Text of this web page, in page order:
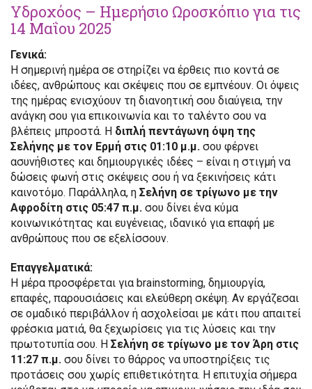
Υδροχόος – Ημερήσιο Ωροσκόπιο για τις
14 Μαΐου 2025
Γενικά:
Η σημερινή ημέρα σε στηρίζει να έρθεις πιο κοντά σε
ιδέες, ανθρώπους και σκέψεις που σε εμπνέουν. Οι όψεις
της ημέρας ενισχύουν τη διανοητική σου διαύγεια, την
ανάγκη σου για επικοινωνία και το ταλέντο σου να
βλέπεις μπροστά. Η διπλή πεντάγωνη όψη της
Σελήνης με τον Ερμή στις 01:10 μ.μ. σου φέρνει
ασυνήθιστες και δημιουργικές ιδέες – είναι η στιγμή να
δώσεις φωνή στις σκέψεις σου ή να ξεκινήσεις κάτι
καινοτόμο. Παράλληλα, η Σελήνη σε τρίγωνο με την
Αφροδίτη στις 05:47 π.μ. σου δίνει ένα κύμα
κοινωνικότητας και ευγένειας, ιδανικό για επαφή με
ανθρώπους που σε εξελίσσουν.
Επαγγελματικά:
Η μέρα προσφέρεται για brainstorming, δημιουργία,
επαφές, παρουσιάσεις και ελεύθερη σκέψη. Αν εργάζεσαι
σε ομαδικό περιβάλλον ή ασχολείσαι με κάτι που απαιτεί
φρέσκια ματιά, θα ξεχωρίσεις για τις λύσεις και την
πρωτοτυπία σου. Η Σελήνη σε τρίγωνο με τον Άρη στις
11:27 π.μ. σου δίνει το θάρρος να υποστηρίξεις τις
προτάσεις σου χωρίς επιθετικότητα. Η επιτυχία σήμερα